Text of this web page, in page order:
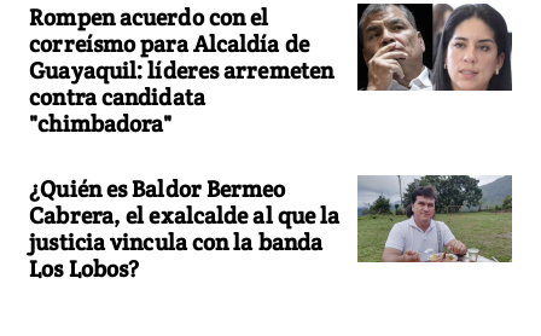
Rompen acuerdo con el
correísmo para Alcaldía de
Guayaquil: líderes arremeten
contra candidata
"chimbadora"
¿Quién es Baldor Bermeo
Cabrera, el exalcalde al que la
justicia vincula con la banda
Los Lobos?